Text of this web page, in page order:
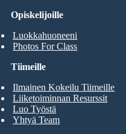
Opiskelijoille
Luokkahuoneeni
Photos For Class
Tiimeille
Ilmainen Kokeilu Tiimeille
Liiketoiminnan Resurssit
Luo Työstä
Yhtyä Team